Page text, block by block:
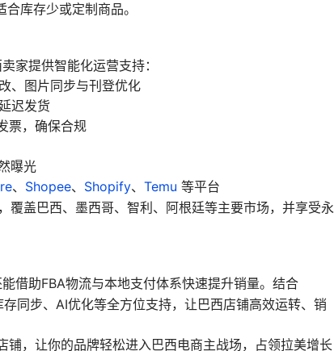
库存少或定制商品。
家提供智能化运营支持：
、图片同步与刊登优化
迟发货
票，确保合规
曝光
、 Shopee、 Shopify、 Temu 等平台
覆盖巴西、墨西哥、智利、阿根廷等主要市场，并享受永
借助FBA物流与本地支付体系快速提升销量。结合
同步、AI优化等全方位支持，让巴西店铺高效运转、销
铺，让你的品牌轻松进入巴西电商主战场，占领拉美增长